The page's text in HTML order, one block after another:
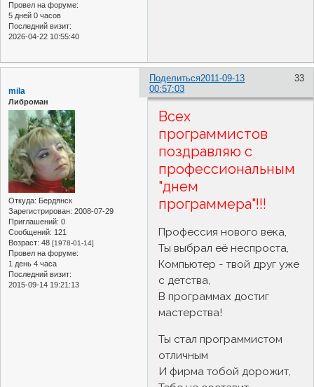
Провел на форуме:
5 дней 0 часов
Последний визит:
2026-04-22 10:55:40
Поделиться 33
2011-09-13
00:57:03
mila
Либроман
Откуда: Бердянск
Зарегистрирован: 2008-07-29
Приглашений: 0
Сообщений: 121
Возраст: 48 [1978-01-14]
Провел на форуме:
1 день 4 часа
Последний визит:
2015-09-14 19:21:13
Всех
программистов
поздравляю с
профессиональным
"днем
программера"!!!
Профессия нового века,
Ты выбрал её неспроста,
Компьютер - твой друг уже
с детства,
В программах достиг
мастерства!
Ты стал программистом
отличным
И фирма тобой дорожит,